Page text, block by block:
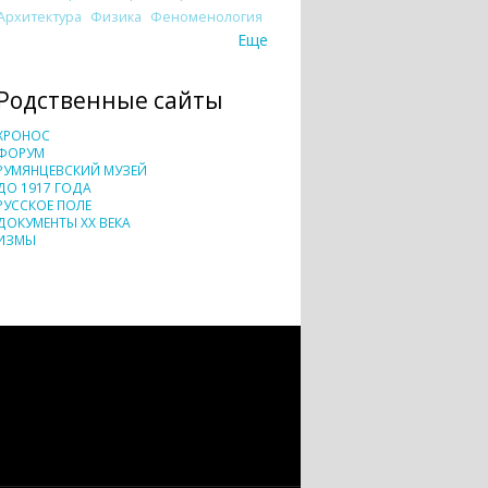
Физика Феноменология
Еще
сайты
МУЗЕЙ
1917 ГОДА
ПОЛЕ
XX ВЕКА